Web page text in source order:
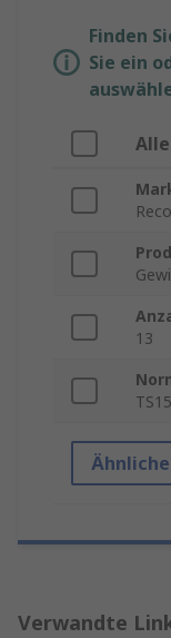
Finden
Sie ein
13
Verwandte